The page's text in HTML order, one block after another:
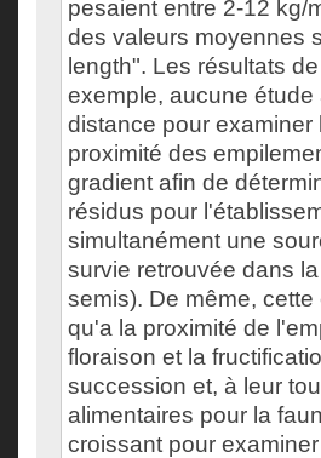
pesaient entre 2-12 kg/
des valeurs moyennes
length". Les résultats
exemple, aucune
distance pour examiner
proximité des
gradient afin de
résidus pour
simultanément une
survie retrouvée dans
semis). De même,
qu'a la proximité de
floraison et la
succession et, à leur
alimentaires pour la
croissant pour